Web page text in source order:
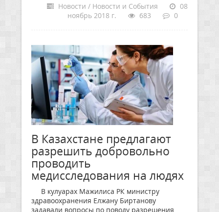
Новости / Новости и События
08
ноябрь 2018 г.
683 0
В Казахстане предлагают
разрешить добровольно
проводить
медисследования на людях
В кулуарах Мажилиса РК министру
здравоохранения Елжану Биртанову
задавали вопросы по поводу разрешения